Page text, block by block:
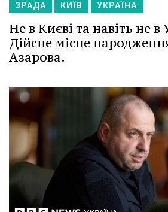
ЗРАДА КИЇВ УКРАЇНА
Не в Києві та навіть не в
Дійсне місце
Азарова.